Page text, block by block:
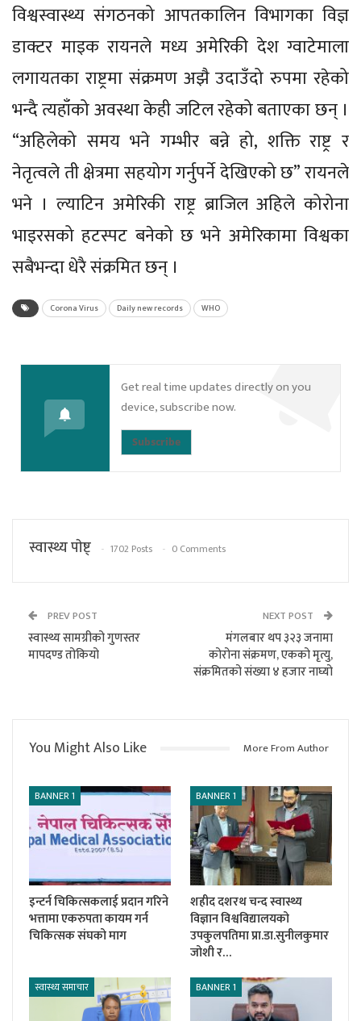
विश्वस्वास्थ्य संगठनको आपतकालिन विभागका विज्ञ
डाक्टर माइक रायनले मध्य अमेरिकी देश ग्वाटेमाला
लगायतका राष्ट्रमा संक्रमण अझै उदाउँदो रुपमा रहेको
भन्दै त्यहाँको अवस्था केही जटिल रहेको बताएका छन् ।
“अहिलेको समय भने गम्भीर बन्ने हो, शक्ति राष्ट्र र
नेतृत्वले ती क्षेत्रमा सहयोग गर्नुपर्ने देखिएको छ” रायनले
भने । ल्याटिन अमेरिकी राष्ट्र ब्राजिल अहिले कोरोना
भाइरसको हटस्पट बनेको छ भने अमेरिकामा विश्वका
सबैभन्दा धेरै संक्रमित छन् ।
Corona Virus Daily new records WHO
Get real time updates directly on you
device, subscribe now.
Subscribe
स्वास्थ्य पाेष्ट् 1702 Posts 0 Comments
PREV POST
स्वास्थ्य सामग्रीको गुणस्तर
मापदण्ड तोकियो
NEXT POST
मंगलबार थप ३२३ जनामा
कोरोना संक्रमण, एकको मृत्यु,
संक्रमितको संख्या ४ हजार नाघ्यो
You Might Also Like More From Author
BANNER 1
इन्टर्न चिकित्सकलाई प्रदान गरिने
भत्तामा एकरुपता कायम गर्न
चिकित्सक संघको माग
BANNER 1
शहीद दशरथ चन्द स्वास्थ्य
विज्ञान विश्वविद्यालयको
उपकुलपतिमा प्रा.डा.सुनीलकुमार
जोशी र…
स्वास्थ्य समाचार BANNER 1